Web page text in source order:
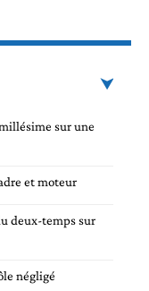
sur une
et moteur
deux-temps sur
négligé